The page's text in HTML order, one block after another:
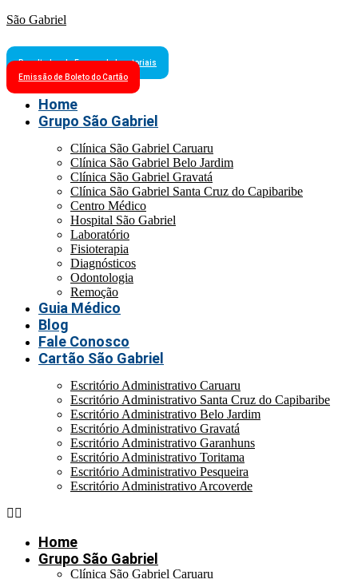
São Gabriel
Resultados de Exames Laboratoriais
Emissão de Boleto do Cartão
Home
Grupo São Gabriel
Clínica São Gabriel Caruaru
Clínica São Gabriel Belo Jardim
Clínica São Gabriel Gravatá
Clínica São Gabriel Santa Cruz do Capibaribe
Centro Médico
Hospital São Gabriel
Laboratório
Fisioterapia
Diagnósticos
Odontologia
Remoção
Guia Médico
Blog
Fale Conosco
Cartão São Gabriel
Escritório Administrativo Caruaru
Escritório Administrativo Santa Cruz do Capibaribe
Escritório Administrativo Belo Jardim
Escritório Administrativo Gravatá
Escritório Administrativo Garanhuns
Escritório Administrativo Toritama
Escritório Administrativo Pesqueira
Escritório Administrativo Arcoverde
Home
Grupo São Gabriel
Clínica São Gabriel Caruaru